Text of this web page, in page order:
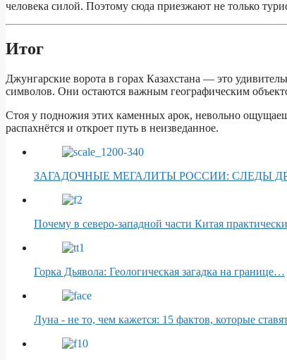
человека силой. Поэтому сюда приезжают не только
Итог
Джунгарские ворота в горах Казахстана — это
символов. Они остаются важным географическим
Стоя у подножия этих каменных арок, невольно
распахнётся и откроет путь в неизведанное.
ЗАГАДОЧНЫЕ МЕГАЛИТЫ РОССИИ: СЛЕДЫ
Почему в северо-западной части Китая
Горка Дьявола: Геологическая загадка на границе…
Луна - не то, чем кажется: 15 фактов, которые